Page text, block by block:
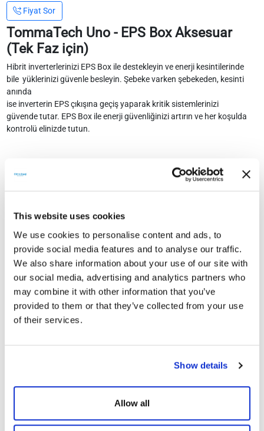
This website uses cookies
We use cookies to personalise content and ads, to
provide social media features and to analyse our traffic.
We also share information about your use of our site with
our social media, advertising and analytics partners who
may combine it with other information that you’ve
provided to them or that they’ve collected from your use
of their services.
Show details
Allow all
Fiyat Sor
TommaTech Uno - EPS Box Aksesuar
(Tek Faz için)
Hibrit inverterlerinizi EPS Box ile destekleyin ve enerji kesintilerinde
bile yüklerinizi güvenle besleyin. Şebeke varken şebekeden, kesinti
anında
ise inverterin EPS çıkışına geçiş yaparak kritik sistemlerinizi
güvende tutar. EPS Box ile enerji güvenliğinizi artırın ve her koşulda
kontrolü elinizde tutun.
Teknik Detaylar Teknik Doküman
BENZER ÜRÜNLER